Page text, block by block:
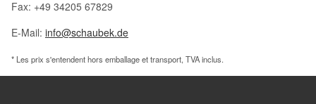
Fax: +49 34205 67829
E-Mail: info@schaubek.de
* Les prix s'entendent hors emballage et transport, TVA inclus.